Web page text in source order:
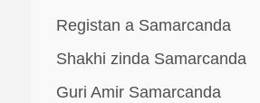
Registan a Samarcanda
Shakhi zinda Samarcanda
Guri Amir Samarcanda